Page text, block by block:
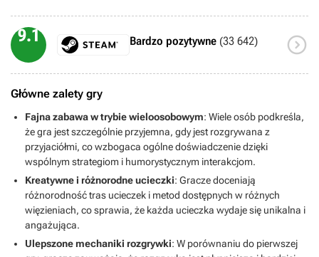
9.1 Bardzo pozytywne (33 642) 
Główne zalety gry
Fajna zabawa w trybie wieloosobowym: Wiele osób podkreśla,
że gra jest szczególnie przyjemna, gdy jest rozgrywana z
przyjaciółmi, co wzbogaca ogólne doświadczenie dzięki
wspólnym strategiom i humorystycznym interakcjom.
Kreatywne i różnorodne ucieczki: Gracze doceniają
różnorodność tras ucieczek i metod dostępnych w różnych
więzieniach, co sprawia, że każda ucieczka wydaje się unikalna i
angażująca.
Ulepszone mechaniki rozgrywki: W porównaniu do pierwszej